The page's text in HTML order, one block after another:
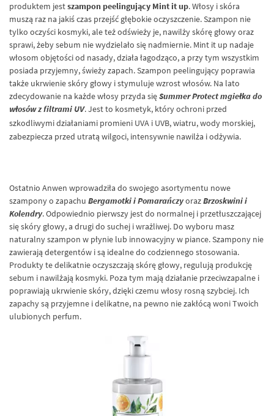
produktem jestszampon peelingujący Mint it up. Włosy i skóra
muszą raz na jakiś czas przejść głębokie oczyszczenie. Szampon nie
tylko oczyści kosmyki, ale też odświeży je, nawilży skórę głowy oraz
sprawi, żeby sebum nie wydzielało się nadmiernie. Mint it up nadaje
włosom objętości od nasady, działa łagodząco, a przy tym wszystkim
posiada przyjemny, świeży zapach. Szampon peelingujący poprawia
także ukrwienie skóry głowy i stymuluje wzrost włosów. Na lato
zdecydowanie na każde włosy przyda sięSummer Protect mgiełka do
włosów z filtrami UV. Jest to kosmetyk, który ochroni przed
szkodliwymi działaniami promieni UVA i UVB, wiatru, wody morskiej,
zabezpiecza przed utratą wilgoci, intensywnie nawilża i odżywia.
Ostatnio Anwen wprowadziła do swojego asortymentu nowe
szampony o zapachu Bergamotki i PomarańczyorazBrzoskwini i
Kolendry. Odpowiednio pierwszy jest do normalnej i przetłuszczającej
się skóry głowy, a drugi do suchej i wrażliwej. Do wyboru masz
naturalny szampon w płynie lub innowacyjny w piance. Szampony nie
zawierają detergentów i są idealne do codziennego stosowania.
Produkty te delikatnie oczyszczają skórę głowy, regulują produkcję
sebum i nawilżają kosmyki. Poza tym mają działanie przeciwzapalne i
poprawiają ukrwienie skóry, dzięki czemu włosy rosną szybciej. Ich
zapachy są przyjemne i delikatne, na pewno nie zakłócą woni Twoich
ulubionych perfum.